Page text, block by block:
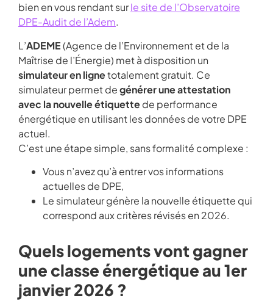
bien en vous rendant surle site de l’Observatoire
DPE-Audit de l’Adem.
L’ADEME(Agence de l’Environnement et de la
Maîtrise de l’Énergie) met à disposition un
simulateur en lignetotalement gratuit. Ce
simulateur permet degénérer une attestation
avec la nouvelle étiquettede performance
énergétique en utilisant les données de votre DPE
actuel.
C’est une étape simple, sans formalité complexe :
Vous n’avez qu’à entrer vos informations
actuelles de DPE,
Le simulateur génère la nouvelle étiquette qui
correspond aux critères révisés en 2026.
Quels logements vont gagner
une classe énergétique au 1er
janvier 2026 ?